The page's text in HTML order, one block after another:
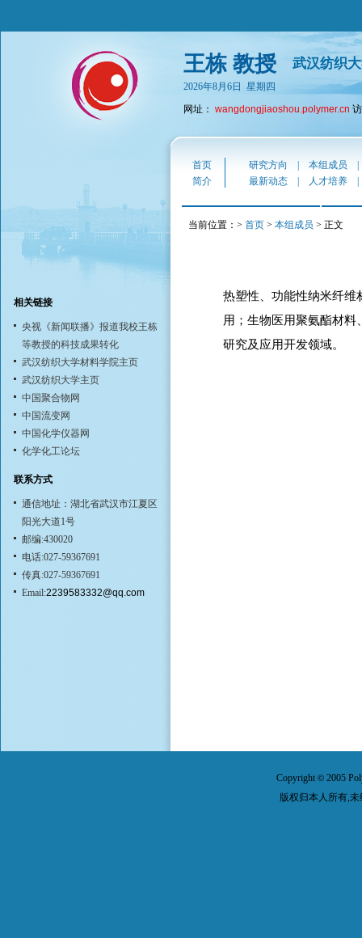
王栋 教授 武汉纺织
2026年8月6日 星期四
网址： wangdongjiaoshou.polymer.cn
相关链接
央视《新闻联播》报道我校王栋
等教授的科技成果转化
武汉纺织大学材料学院主页
武汉纺织大学主页
中国聚合物网
中国流变网
中国化学仪器网
化学化工论坛
联系方式
通信地址：湖北省武汉市江夏区
阳光大道1号
邮编:430020
电话:027-59367691
传真:027-59367691
Email:2239583332@qq.com
首页 研究方向 本组成员
简介
最新动态 人才培养
当前位置：> 首页 > 本组成员 > 正文
热塑性、功能性纳米纤维
用；生物医用聚氨酯材
研究及应用开发领域。
Copyright© 2005
版权归本人所有,